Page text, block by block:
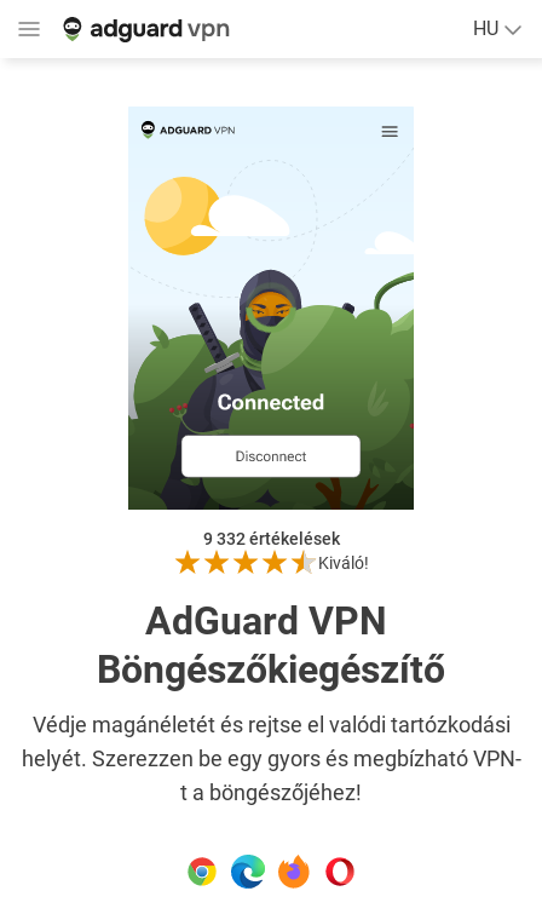
HU
9 332értékelések
Kiváló!
AdGuard VPN
Böngészőkiegészítő
Védje magánéletét és rejtse el valódi tartózkodási
helyét. Szerezzen be egy gyors és megbízható VPN-
t a böngészőjéhez!